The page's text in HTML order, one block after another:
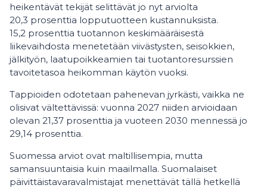
heikentävät tekijät selittävät jo nyt arviolta
20,3 prosenttia lopputuotteen kustannuksista.
15,2 prosenttia tuotannon keskimääräisestä
liikevaihdosta menetetään viivästysten, seisokkien,
jälkityön, laatupoikkeamien tai tuotantoresurssien
tavoitetasoa heikomman käytön vuoksi.
Tappioiden odotetaan pahenevan jyrkästi, vaikka ne
olisivat vältettävissä: vuonna 2027 niiden arvioidaan
olevan 21,37 prosenttia ja vuoteen 2030 mennessä jo
29,14 prosenttia.
Suomessa arviot ovat maltillisempia, mutta
samansuuntaisia kuin maailmalla. Suomalaiset
päivittäistavaravalmistajat menettävät tällä hetkellä